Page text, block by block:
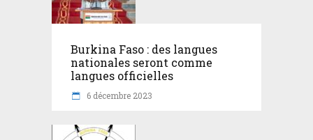
Burkina Faso : des langues
nationales seront comme
langues officielles
6 décembre 2023